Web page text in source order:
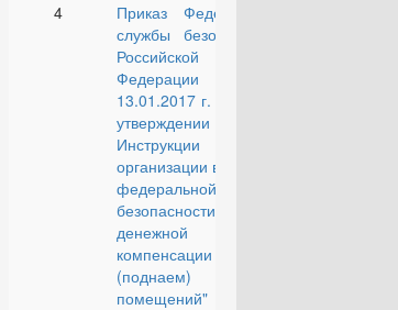
4
Приказ Федеральной
службы безопасности
Российской
Федерации от
13.01.2017 г. № 4 "Об
утверждении
Инструкции об
организации в органах
федеральной службы
безопасности выплаты
денежной
компенсации за наем
(поднаем) жилых
помещений"